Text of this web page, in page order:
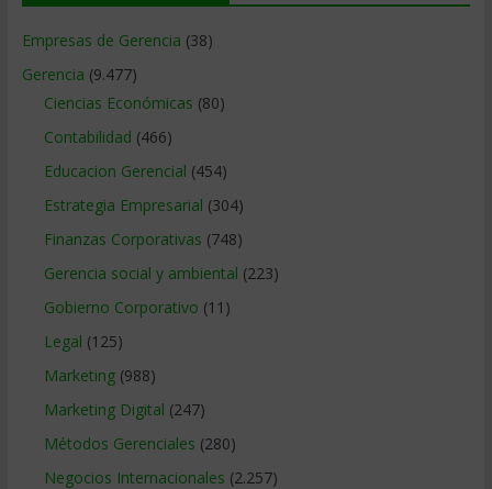
Empresas de Gerencia (38)
Gerencia (9.477)
Ciencias Económicas (80)
Contabilidad (466)
Educacion Gerencial (454)
Estrategia Empresarial (304)
Finanzas Corporativas (748)
Gerencia social y ambiental (223)
Gobierno Corporativo (11)
Legal (125)
Marketing(988)
Marketing Digital (247)
Métodos Gerenciales (280)
Negocios Internacionales (2.257)